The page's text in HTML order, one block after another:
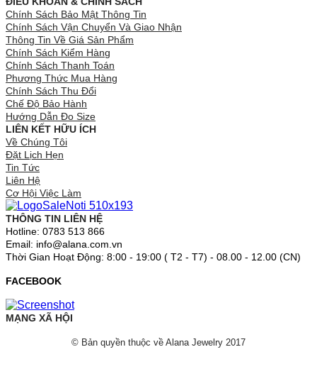
Chính Sách Bảo Mật Thông Tin
Chính Sách Vận Chuyển Và Giao Nhận
Thông Tin Về Giá Sản Phẩm
Chính Sách Kiểm Hàng
Chính Sách Thanh Toán
Phương Thức Mua Hàng
Chính Sách Thu Đổi
Chế Độ Bảo Hành
Hướng Dẫn Đo Size
LIÊN KẾT HỮU ÍCH
Về Chúng Tôi
Đặt Lịch Hẹn
Tin Tức
Liên Hệ
Cơ Hội Việc Làm
THÔNG TIN LIÊN HỆ
Hotline: 0783 513 866
Email: info@alana.com.vn
Thời Gian Hoạt Động: 8:00 - 19:00 ( T2 - T7) - 08.00 - 12.00 (CN)
FACEBOOK
MẠNG XÃ HỘI
© Bản quyền thuộc về Alana Jewelry 2017